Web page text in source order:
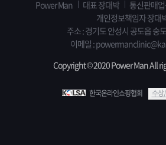
Power Man 대표 장대박
통신판매
개인정보책임자 장대
주소 : 경기도 안성시 공도읍 숭
이메일 :
Copyright © 2020 Power Man All
한국온라인쇼핑협회 수